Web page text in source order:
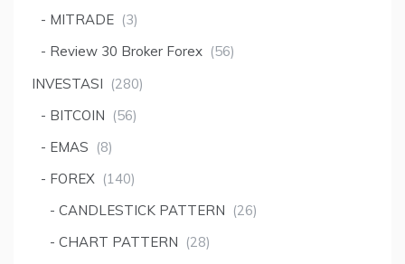
MITRADE (3)
Review 30 Broker Forex (56)
INVESTASI (280)
BITCOIN (56)
EMAS (8)
FOREX (140)
CANDLESTICK PATTERN (26)
CHART PATTERN (28)